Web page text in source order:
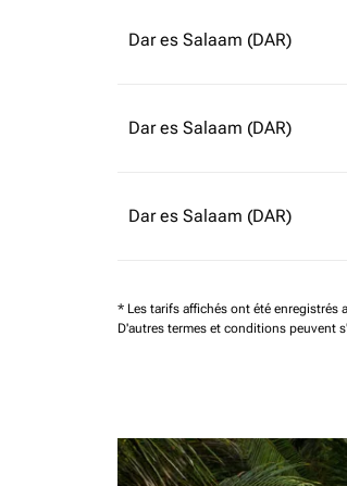
Dar es Salaam (DAR)
Dar es Salaam (DAR)
Dar es Salaam (DAR)
* Les tarifs affichés ont été enregistrés
D'autres termes et conditions peuvent